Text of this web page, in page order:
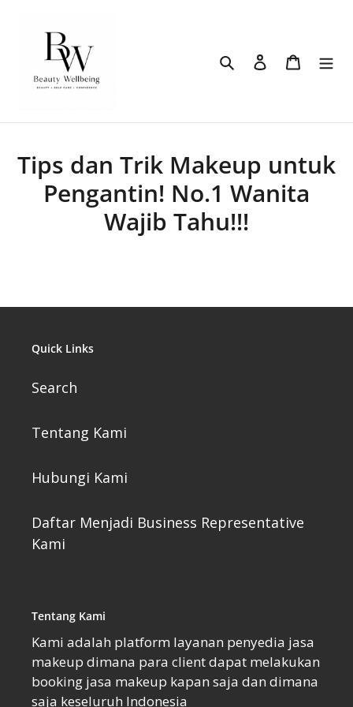
Cari Login
Tips dan Trik Makeup untuk
Pengantin! No.1 Wanita
Wajib Tahu!!!
Quick Links
Search
Tentang Kami
Hubungi Kami
Daftar Menjadi Business Representative
Kami
Tentang Kami
Kami adalah platform layanan penyedia jasa
makeup dimana para client dapat melakukan
booking jasa makeup kapan saja dan dimana
saja keseluruh Indonesia